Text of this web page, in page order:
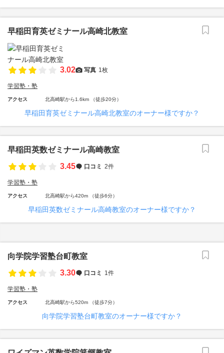
早稲田育英ゼミナール高崎北教室
3.02 写真 1枚
学習塾・塾
アクセス 北高崎駅から1.6km （徒歩20分）
早稲田育英ゼミナール高崎北教室のオーナー様ですか？
早稲田英数ゼミナール高崎教室
3.45
口コミ 2件
学習塾・塾
アクセス 北高崎駅から420m （徒歩6分）
早稲田英数ゼミナール高崎教室のオーナー様ですか？
向学院学習塾台町教室
3.30
口コミ 1件
学習塾・塾
アクセス 北高崎駅から520m （徒歩7分）
向学院学習塾台町教室のオーナー様ですか？